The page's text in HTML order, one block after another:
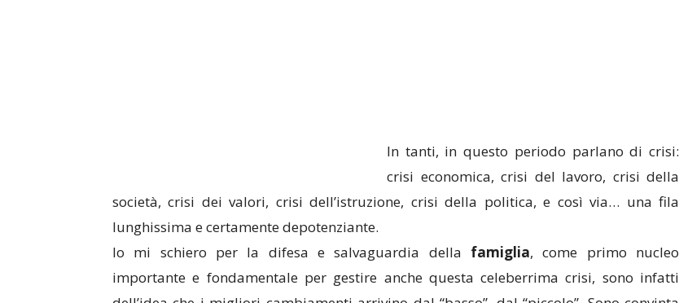
In tanti, in questo periodo parlano di crisi:
crisi economica, crisi del lavoro, crisi della
società, crisi dei valori, crisi dell’istruzione, crisi della politica, e così via… una fila
lunghissima e certamente depotenziante.
Io mi schiero per la difesa e salvaguardia della famiglia, come primo nucleo
importante e fondamentale per gestire anche questa celeberrima crisi, sono infatti